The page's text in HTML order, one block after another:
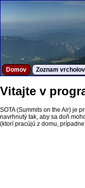
Domov Zoznam vrcholov
Vitajte v
SOTA (Summits on the Air) je
navrhnutý tak, aby sa doň
(ktorí pracújú z domu,